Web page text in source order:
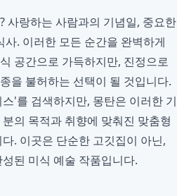
사랑하는 사람과의 기념일, 중요한
. 이러한 모든 순간을 완벽하게
공간으로 가득하지만, 진정으로
을 불허하는 선택이 될 것입니다.
'를 검색하지만, 몽탄은 이러한 기
의 목적과 취향에 맞춰진 맞춤형
. 이곳은 단순한 고깃집이 아닌,
된 미식 예술 작품입니다.